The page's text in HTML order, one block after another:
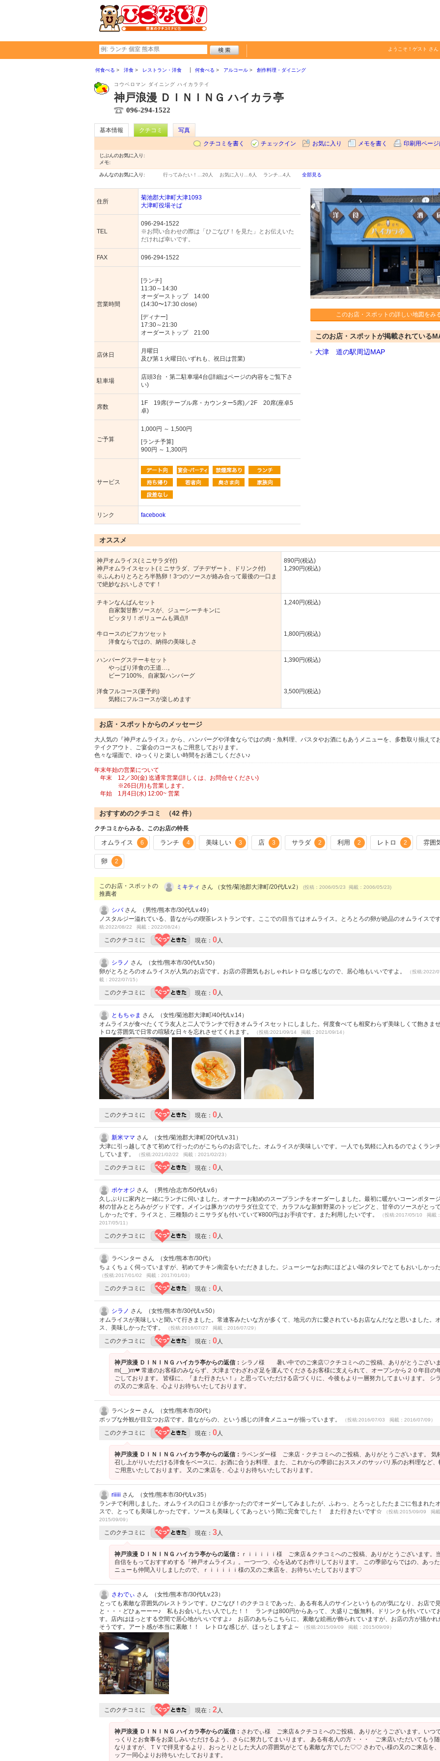
ようこそ！ ゲスト さん
何食べる 洋食 レストラン・洋食 何食べる アルコール 創作料理・ダイニング
コウベロマン ダイニング ハイカラテイ
神戸浪漫 ＤＩＮＩＮＧ ハイカラ亭
096-294-1522
基本情報 クチコミ
写真
クチコミを書く
チェックイン お気に入り メモを書く 印刷用ページ
じぶんのお気に入り:
メモ:
みんなのお気に入り: 行ってみたい！… 20人 お気に入り… 6人 ランチ… 4人 全部見る
住所
菊池郡大津町大津1093
大津町役場そば
TEL
096-294-1522
※お問い合わせの際は「ひごなび！を見た」とお伝えいた
だければ幸いです。
FAX 096-294-1522
営業時間
[ランチ]
11:30～14:30
オーダーストップ 14:00
(14:30〜17:30 close)
[ディナー]
17:30～21:30
オーダーストップ 21:00
店休日
月曜日
及び第１火曜日(いずれも、祝日は営業)
駐車場
店頭3台 ・第二駐車場4台(詳細はページの内容をご覧下さ
い)
席数
1F 19席(テーブル席・カウンター5席)／2F 20席(座卓5
卓)
ご予算
1,000円 ～ 1,500円
[ランチ予算]
900円 ～ 1,300円
サービス
リンク facebook
このお店・スポットの詳しい地図をみ
このお店・スポットが掲載されている
大津 道の駅周辺MAP
オススメ
神戸オムライス(ミニサラダ付)
神戸オムライスセット(ミニサラダ、プチデザート、ドリンク付)
※ふんわりとろとろ半熟卵！3つのソースが絡み合って最後の一口ま
で絶妙なおいしさです！
890円(税込)
1,290円(税込)
チキンなんばんセット
自家製甘酢ソースが、ジューシーチキンに
ピッタリ！ボリュームも満点‼︎
牛ロースのビフカツセット
洋食ならではの、納得の美味しさ
1,240円(税込)
1,800円(税込)
ハンバーグステーキセット
やっぱり洋食の王道…。
ビーフ100%、自家製ハンバーグ
洋食フルコース(要予約)
気軽にフルコースが楽しめます
1,390円(税込)
3,500円(税込)
お店・スポットからのメッセージ
大人気の『神戸オムライス』から、ハンバーグや洋食ならではの肉・魚料理、パスタやお酒にもあうメニューを、多数取り揃えて
テイクアウト、ご宴会のコースもご用意しております。
色々な場面で、ゆっくりと楽しい時間をお過ごしください♪
年末年始の営業について
年末 12／30(金) 迄通常営業(詳しくは、お問合せください)
※26日(月)も営業します。
年始 1月4日(水) 12:00~ 営業
おすすめのクチコミ （42 件）
クチコミからみる、このお店の特長
オムライス 6 ランチ 4 美味しい 3 店 3 サラダ 2 利用 2 レトロ 2 雰囲
卵 2
このお店・スポットの
推薦者
ミキティ さん （女性/菊池郡大津町/20代/Lv.2） (投稿：2006/05/23 掲載：2006/05/23)
シバさん （男性/熊本市/30代/Lv.49）
ノスタルジー溢れている、昔ながらの喫茶レストランです。ここでの目当てはオムライス。とろとろの卵が絶品のオムライスで
稿:2022/08/22 掲載：2022/08/24）
このクチコミに 現在： 0人
シラノ さん （女性/熊本市/30代/Lv.50）
卵がとろとろのオムライスが人気のお店です。お店の雰囲気もおしゃれレトロな感じなので、居心地もいいですよ。
（投稿
載：2022/07/15）
このクチコミに 現在： 0人
ともちゃま さん （女性/菊池郡大津町/40代/Lv.14）
オムライスが食べたくてラ友人と二人でランチで行きオムライスセットにしました。何度食べても相変わらず美味しくて飽きま
トロな雰囲気で日常の喧騒な日々を忘れさせてくれます。
（投稿:2021/09/14 掲載：2021/09/14）
このクチコミに 現在： 0人
新米ママ さん （女性/菊池郡大津町/20代/Lv.31）
大津に引っ越してきて初めて行ったのがこちらのお店でした。オムライスが美味しいです。一人でも気軽に入れるのでよくラン
しています。
（投稿:2021/02/22 掲載：2021/02/23）
このクチコミに 現在： 0人
ポケオジ さん （男性/合志市/50代/Lv.6）
久しぶりに家内と一緒にランチに伺いました。オーナーお勧めのスープランチをオーダーしました。最初に暖かいコーンポター
材の甘みととろみがグッドです。メインは豚カツのサラダ仕立てで、カラフルな新鮮野菜のトッピングと、甘辛のソースがとっ
しかったです。ライスと、三種類のミニサラダも付いていて¥800円はお手頃です。また利用したいです。
（投稿:2017/05/10 掲載：
2017/05/11）
このクチコミに 現在： 0人
ラベンター さん （女性/熊本市/30代）
ちょくちょく伺っていますが、初めてチキン南蛮をいただきました。ジューシーなお肉にほどよい味のタレでとてもおいしかった
（投稿:2017/01/02 掲載：2017/01/03）
このクチコミに 現在： 0人
シラノ さん （女性/熊本市/30代/Lv.50）
オムライスが美味しいと聞いて行きました。常連客みたいな方が多くて、地元の方に愛されているお店なんだなと思いました。
ス、美味しかったです。
（投稿:2016/07/27 掲載：2016/07/29）
このクチコミに 現在： 0人
神戸浪漫 ＤＩＮＩＮＧ ハイカラ亭からの返信： シラノ様 暑い中でのご来店♡クチコミへのご投稿、ありがとうございま
m(__)m❤ 常連のお客様のみならず、大津までわざわざ足を運んでくださるお客様に支えられて、オープンから２０年目の
ごしております。 皆様に、『また行きたい！』と思っていただける店づくりに、今後もより一層努力してまいります。 シ
の又のご来店を、心よりお待ちいたしております。
ラベンター さん （女性/熊本市/30代）
ポップな外観が目立つお店です。昔ながらの、という感じの洋食メニューが揃っています。
（投稿:2016/07/03 掲載：2016/07/09）
このクチコミに 現在： 0人
神戸浪漫 ＤＩＮＩＮＧ ハイカラ亭からの返信： ラベンダー様 ご来店・クチコミへのご投稿、ありがとうございます。 気
召し上がりいただける洋食をベースに、お酒に合うお料理、また、これからの季節におススメのサッパリ系のお料理など、
ご用意いたしております。 又のご来店を、心よりお待ちいたしております。
riiiii さん （女性/熊本市/30代/Lv.35）
ランチで利用しました。オムライスの口コミが多かったのでオーダーしてみましたが、ふわっ、とろっとしたたまごに包まれた
スで、とっても美味しかったです。ソースも美味しくてあっという間に完食でした！ また行きたいです☆
（投稿:2015/09/09 掲載
2015/09/09）
このクチコミに 現在： 3人
神戸浪漫 ＤＩＮＩＮＧ ハイカラ亭からの返信： ｒｉｉｉｉｉ様 ご来店＆クチコミへのご投稿、ありがとうございます。
自信をもっておすすめする『神戸オムライス』。一つ一つ、心を込めてお作りしております。 この季節ならではの、あっ
ニューも仲間入りしましたので、ｒｉｉｉｉｉ様の又のご来店を、お待ちいたしております♡
さわでぃ さん （女性/熊本市/30代/Lv.23）
とっても素敵な雰囲気のレストランです。ひごなび！のクチコミであった、ある有名人のサインというものが気になり、お店で
と・・・どひぁーーー♪ 私もお会いしたい人でした！！ ランチは800円からあって、大盛りご飯無料。ドリンクも付いていて
す。店内はほっとする空間で居心地がいいですよ♪ お店のあちらこちらに、素敵な絵画が飾られていますが、お店の方が描かれ
そうです。アート感が本当に素敵！！ レトロな感じが、ほっとしますよ～
（投稿:2015/09/09 掲載：2015/09/09）
このクチコミに 現在： 2人
神戸浪漫 ＤＩＮＩＮＧ ハイカラ亭からの返信： さわでぃ様 ご来店＆クチコミへのご投稿、ありがとうございます。いつ
っくりとお食事をお楽しみいただけるよう、さらに努力してまいります。 ある有名人の方・・・ ご来店いただいてもう
なりますが、ＴＶで拝見するより、おっとりとした大人の雰囲気がとても素敵な方でした♡♡ さわでぃ様の又のご来店を
ッフ一同心よりお待ちいたしております。